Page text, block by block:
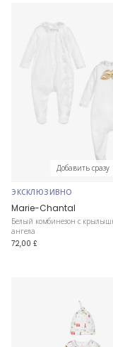
Добавить сразу
ЭКСКЛЮЗИВНО
Marie-Chantal
Белый комбинезон с
ангела
72,00 £